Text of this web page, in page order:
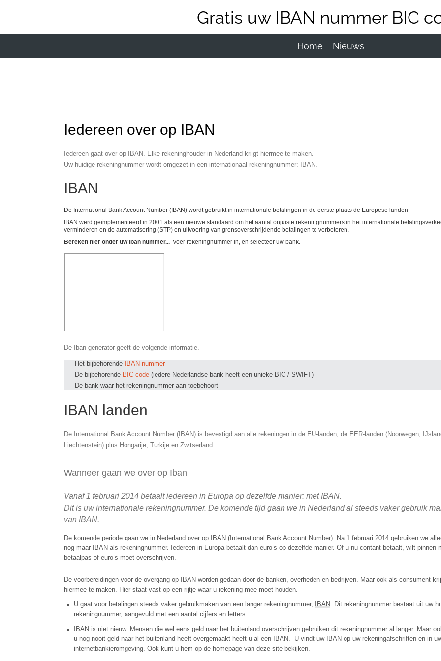
Gratis uw IBAN nummer BIC
Home Nieuws
Iedereen over op IBAN
Iedereen gaat over op IBAN. Elke rekeninghouder in Nederland krijgt hiermee te maken.
Uw huidige rekeningnummer wordt omgezet in een internationaal rekeningnummer: IBAN.
IBAN
De International Bank Account Number (IBAN) wordt gebruikt in internationale betalingen in de eerste plaats de Europese landen.
IBAN werd geïmplementeerd in 2001 als een nieuwe standaard om het aantal onjuiste rekeningnummers in het internationale
verminderen en de automatisering (STP) en uitvoering van grensoverschrijdende betalingen te verbeteren.
Bereken hier onder uw Iban nummer... Voer rekeningnummer in, en selecteer uw bank.
De Iban generator geeft de volgende informatie.
Het bijbehorende IBAN nummer
De bijbehorende BIC code(iedere Nederlandse bank heeft een unieke BIC / SWIFT)
De bank waar het rekeningnummer aan toebehoort
IBAN landen
De International Bank Account Number (IBAN) is bevestigd aan alle rekeningen in de EU-landen, de EER-landen (Noorwegen,
Liechtenstein) plus Hongarije, Turkije en Zwitserland.
Wanneer gaan we over op Iban
Vanaf 1 februari 2014 betaalt iedereen in Europa op dezelfde manier: met IBAN.
Dit is uw internationale rekeningnummer. De komende tijd gaan we in Nederland al steeds vaker gebruik
van IBAN.
De komende periode gaan we in Nederland over op IBAN (International Bank Account Number). Na 1 februari 2014 gebruiken we
nog maar IBAN als rekeningnummer. Iedereen in Europa betaalt dan euro’s op dezelfde manier. Of u nu contant betaalt, wilt pinnen
betaalpas of euro’s moet overschrijven.
De voorbereidingen voor de overgang op IBAN worden gedaan door de banken, overheden en bedrijven. Maar ook als consument
hiermee te maken. Hier staat vast op een rijtje waar u rekening mee moet houden.
U gaat voor betalingen steeds vaker gebruikmaken van een langer rekeningnummer,
IBAN. Dit rekeningnummer bestaat uit uw
rekeningnummer, aangevuld met een aantal cijfers en letters.
IBAN is niet nieuw. Mensen die wel eens geld naar het buitenland overschrijven gebruiken dit rekeningnummer al langer. Maar
u nog nooit geld naar het buitenland heeft overgemaakt heeft u al een IBAN. U vindt uw IBAN op uw rekeningafschriften en in
internetbankieromgeving. Ook kunt u hem op de homepage van deze site bekijken.